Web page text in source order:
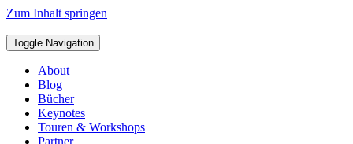
Zum Inhalt springen
Toggle Navigation
About
Blog
Bücher
Keynotes
Touren & Workshops
Partner